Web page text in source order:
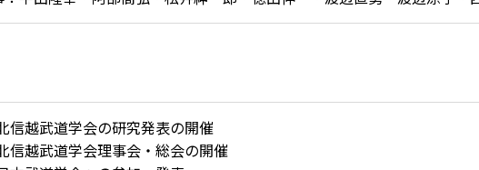
信越武道学会の研究発表の開催
信越武道学会理事会・総会の開催